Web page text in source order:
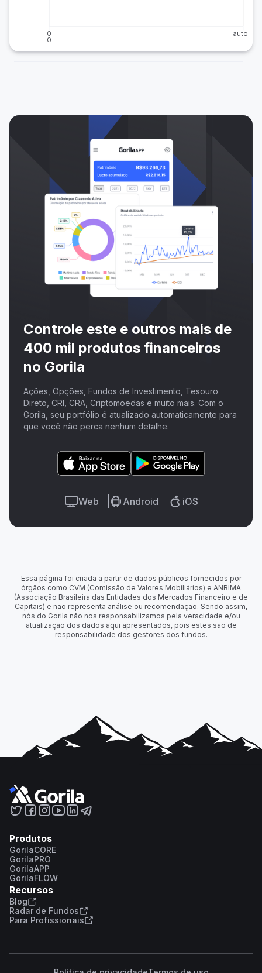
0
0
auto
Controle este e outros mais de
400 mil produtos financeiros
no Gorila
Ações, Opções, Fundos de Investimento, Tesouro
Direto, CRI, CRA, Criptomoedas e muito mais. Com o
Gorila, seu portfólio é atualizado automaticamente para
que você não perca nenhum detalhe.
Web Android iOS
Essa página foi criada a partir de dados públicos fornecidos por
órgãos como CVM (Comissão de Valores Mobiliários) e ANBIMA
(Associação Brasileira das Entidades dos Mercados Financeiro e de
Capitais) e não representa análise ou recomendação. Sendo assim,
nós do Gorila não nos responsabilizamos pela veracidade e/ou
atualização dos dados aqui apresentados, pois estes são de
responsabilidade dos gestores dos fundos.
Produtos
GorilaCORE
GorilaPRO
GorilaAPP
GorilaFLOW
Recursos
Blog
Radar de Fundos
Para Profissionais